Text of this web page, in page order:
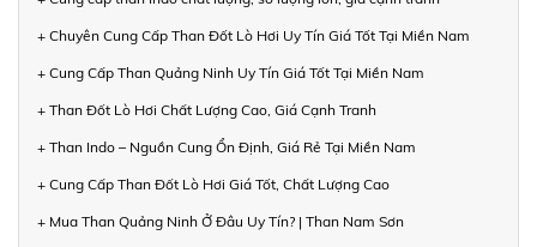
+ Chuyên Cung Cấp Than Đốt Lò Hơi Uy Tín Giá Tốt Tại Miền Nam
+ Cung Cấp Than Quảng Ninh Uy Tín Giá Tốt Tại Miền Nam
+ Than Đốt Lò Hơi Chất Lượng Cao, Giá Cạnh Tranh
+ Than Indo – Nguồn Cung Ổn Định, Giá Rẻ Tại Miền Nam
+ Cung Cấp Than Đốt Lò Hơi Giá Tốt, Chất Lượng Cao
+ Mua Than Quảng Ninh Ở Đâu Uy Tín? | Than Nam Sơn